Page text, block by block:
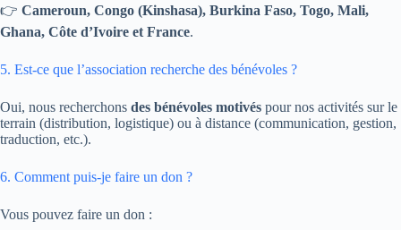
👉 Cameroun, Congo (Kinshasa), Burkina Faso, Togo, Mali,
Ghana, Côte d’Ivoire et France.
5. Est-ce que l’association recherche des bénévoles ?
Oui, nous recherchons des bénévoles motivés pour nos activités sur le
terrain (distribution, logistique) ou à distance (communication, gestion,
traduction, etc.).
6. Comment puis-je faire un don ?
Vous pouvez faire un don :